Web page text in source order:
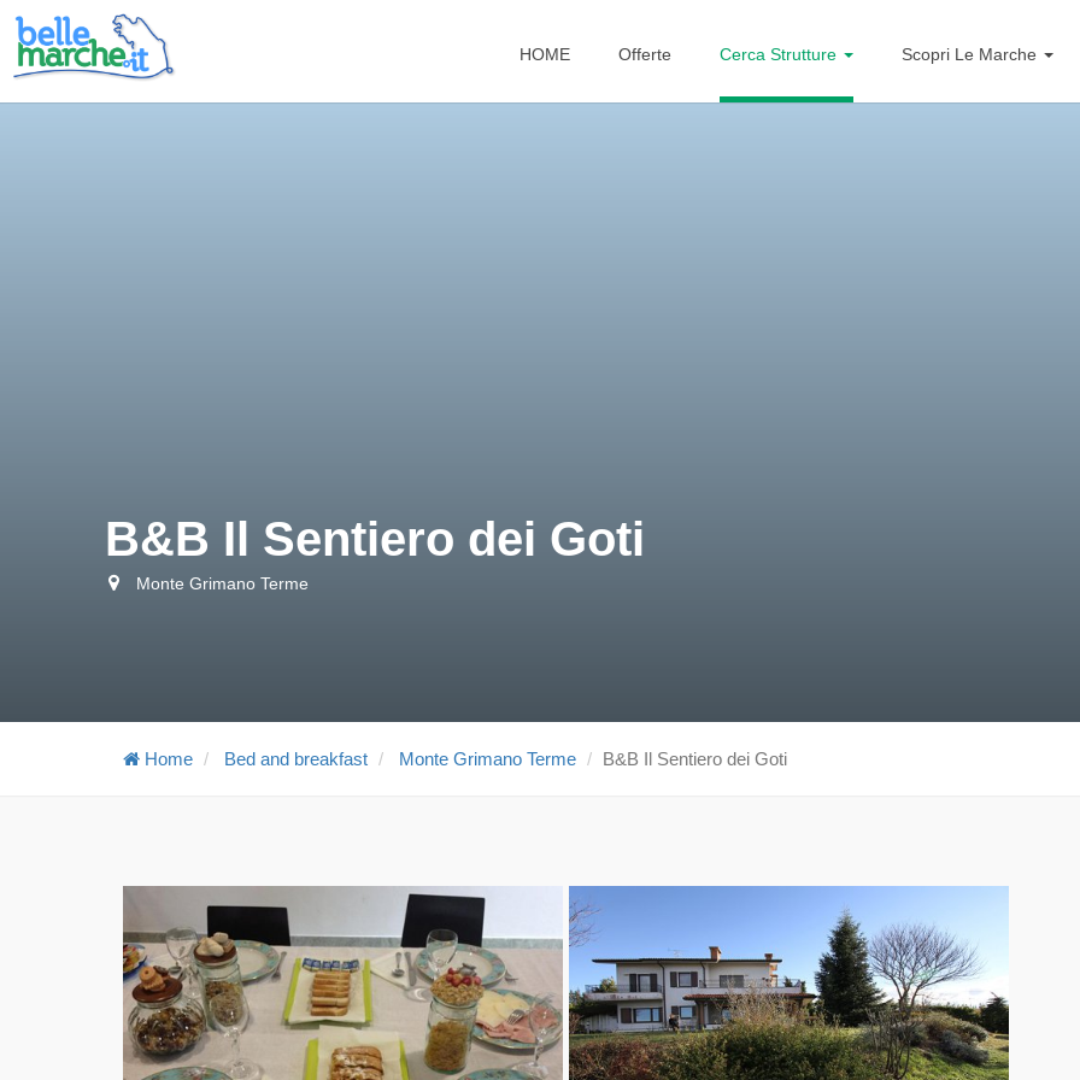
HOME Offerte Cerca Strutture Scopri Le Marche
B&B Il Sentiero dei Goti
Monte Grimano Terme
Home Bed and breakfast Monte Grimano Terme B&B Il Sentiero dei Goti